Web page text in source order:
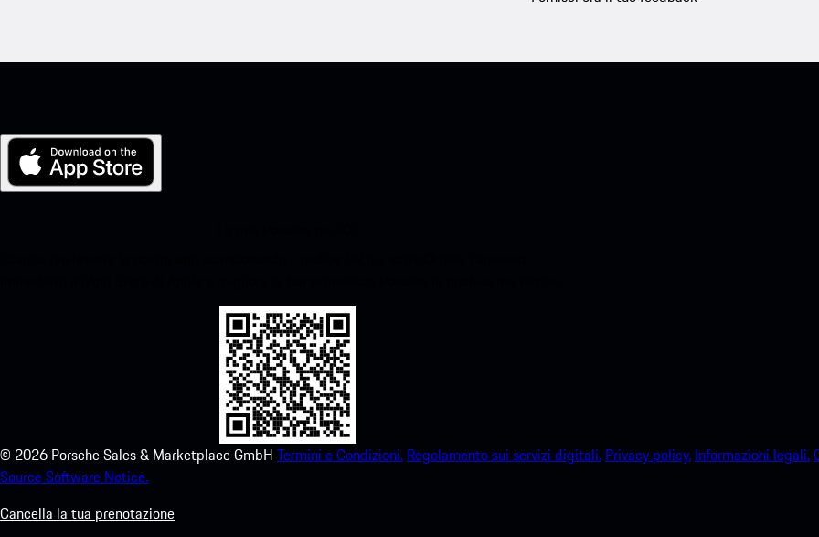
© 2026 Porsche Sales & Marketplace GmbH Termini e Condizioni. Regolamento sui servizi digitali. Privacy policy. Informazioni legali.
Source Software Notice.
Cancella la tua prenotazione